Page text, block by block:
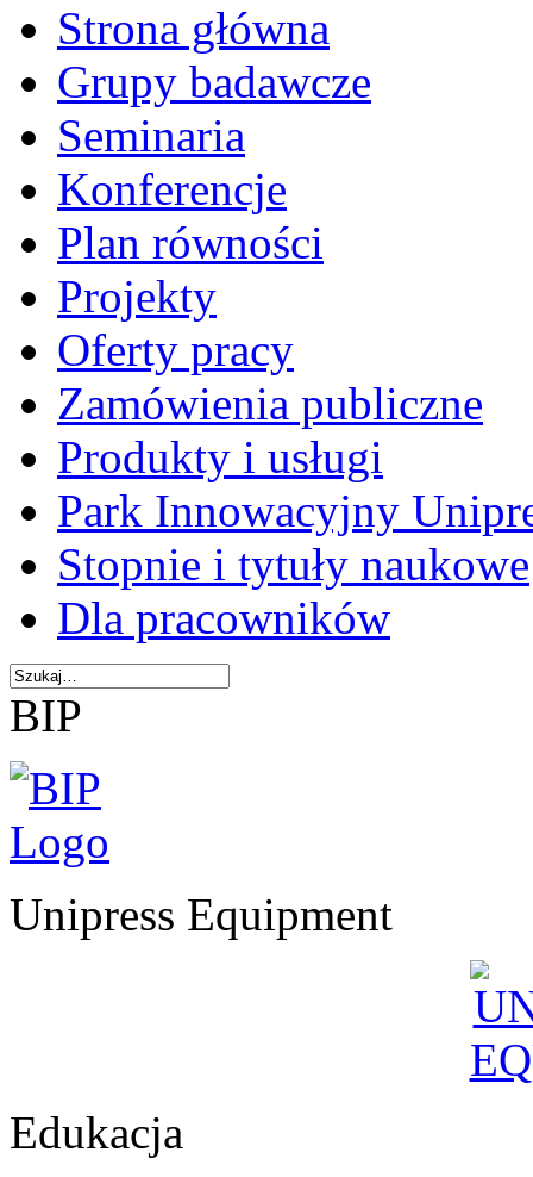
Strona główna
Grupy badawcze
Seminaria
Konferencje
Plan równości
Projekty
Oferty pracy
Zamówienia publiczne
Produkty i usługi
Park Innowacyjny
Stopnie i tytuły naukowe
Dla pracowników
BIP
Unipress Equipment
Edukacja